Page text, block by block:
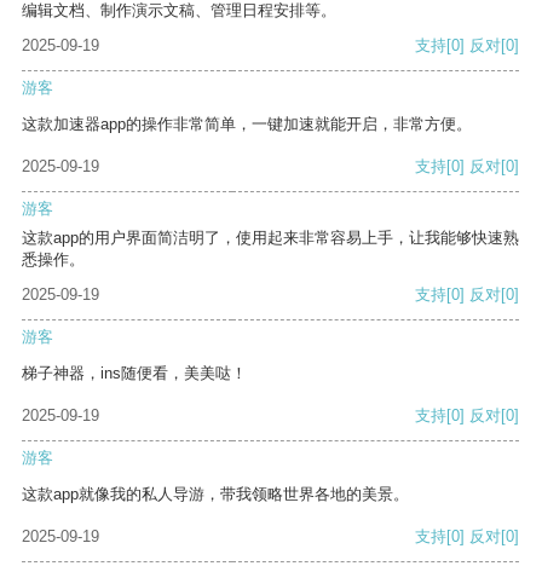
编辑文档、制作演示文稿、管理日程安排等。
2025-09-19
支持[0] 反对[0]
游客
这款加速器app的操作非常简单，一键加速就能开启，非常方便。
2025-09-19 支持[0] 反对[0]
游客
这款app的用户界面简洁明了，使用起来非常容易上手，让我能够快速熟
悉操作。
2025-09-19
支持[0] 反对[0]
游客
梯子神器，ins随便看，美美哒！
2025-09-19 支持[0] 反对[0]
游客
这款app就像我的私人导游，带我领略世界各地的美景。
2025-09-19 支持[0] 反对[0]